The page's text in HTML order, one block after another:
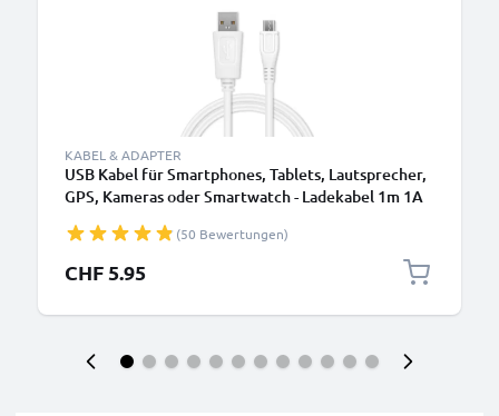
KABEL & ADAPTER
USB Kabel für Smartphones, Tablets, Lautsprecher,
GPS, Kameras oder Smartwatch - Ladekabel 1m 1A
(50 Bewertungen)
CHF 5.95